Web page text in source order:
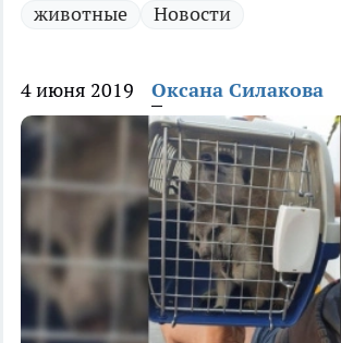
животные Новости
4 июня 2019 Оксана Силакова